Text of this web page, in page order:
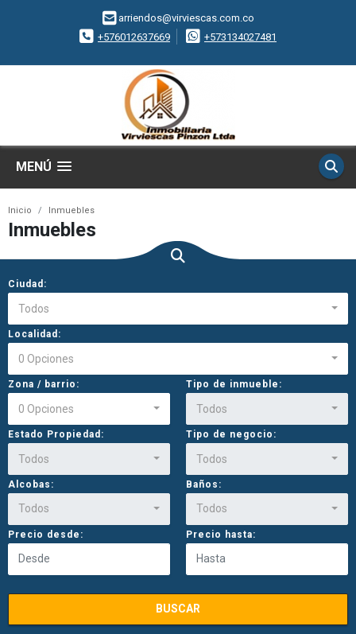
arriendos@virviescas.com.co
+576012637669
+573134027481
MENÚ
Inicio Inmuebles
Inmuebles
Ciudad:
Todos
Localidad:
0 Opciones
Zona / barrio:
0 Opciones
Tipo de inmueble:
Todos
Estado Propiedad:
Todos
Tipo de negocio:
Todos
Alcobas:
Todos
Baños:
Todos
Precio desde: Precio hasta:
BUSCAR